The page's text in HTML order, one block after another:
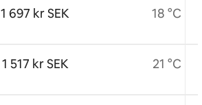
1 697 kr SEK
1 517 kr SEK
18 °C
21 °C